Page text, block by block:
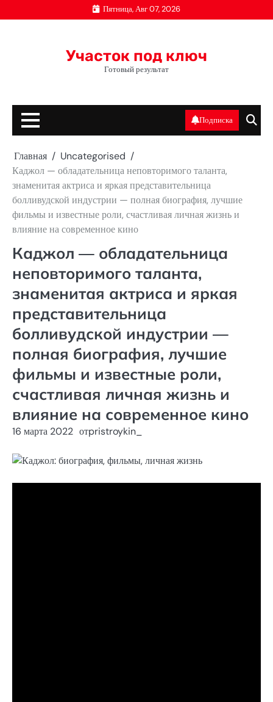
к
Пятница, Авг 07, 2026
Участок под ключ
Готовый результат
Подписка
Главная
Uncategorised
Каджол — обладательница неповторимого таланта,
знаменитая актриса и яркая представительница
болливудской индустрии — полная биография, лучшие
фильмы и известные роли, счастливая личная жизнь и
влияние на современное кино
Каджол — обладательница
неповторимого таланта,
знаменитая актриса и яркая
представительница
болливудской индустрии —
полная биография, лучшие
фильмы и известные роли,
счастливая личная жизнь и
влияние на современное кино
16 марта 2022 отpristroykin_